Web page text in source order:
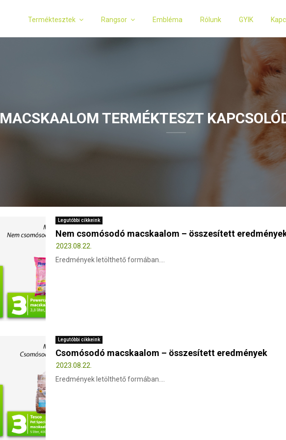
Terméktesztek Rangsor Embléma Rólunk GYIK
MACSKAALOM TERMÉKTESZT
Legutóbbi cikkeink
Nem csomósodó macskaalom – összesített
2023.08.22.
Eredmények letölthető formában....
Legutóbbi cikkeink
Csomósodó macskaalom – összesített eredmények
2023.08.22.
Eredmények letölthető formában....